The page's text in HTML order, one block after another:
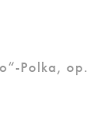
Polka, op.